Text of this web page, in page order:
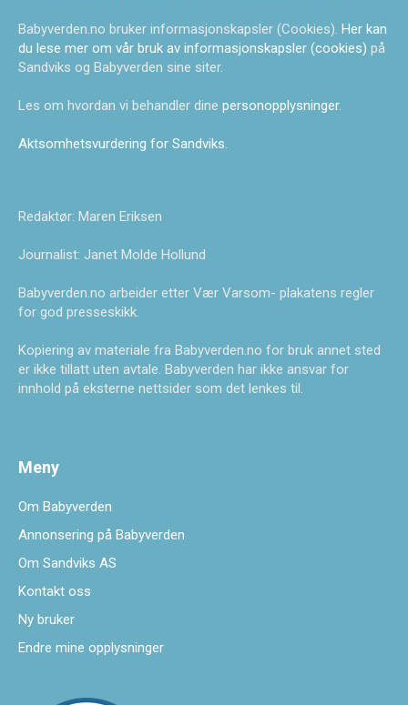
Babyverden.no bruker informasjonskapsler (Cookies). Her kan
du lese mer om vår bruk av informasjonskapsler (cookies) på
Sandviks og Babyverden sine siter.
Les om hvordan vi behandler dine personopplysninger.
Aktsomhetsvurdering for Sandviks
Redaktør: Maren Eriksen
Journalist: Janet Molde Hollund
Babyverden.no arbeider etter Vær Varsom- plakatens regler
for god presseskikk.
Kopiering av materiale fra Babyverden.no for bruk annet sted
er ikke tillatt uten avtale. Babyverden har ikke ansvar for
innhold på eksterne nettsider som det lenkes til.
Meny
Om Babyverden
Annonsering på Babyverden
Om Sandviks AS
Kontakt oss
Ny bruker
Endre mine opplysninger